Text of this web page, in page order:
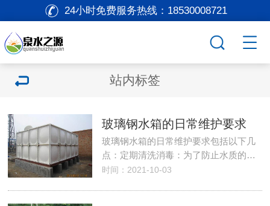
24小时免费服务热线： 18530008721
站内标签
玻璃钢水箱的日常维护要求
玻璃钢水箱的日常维护要求包括以下几
点：定期清洗消毒：为了防止水质的…
时间：2021-10-03